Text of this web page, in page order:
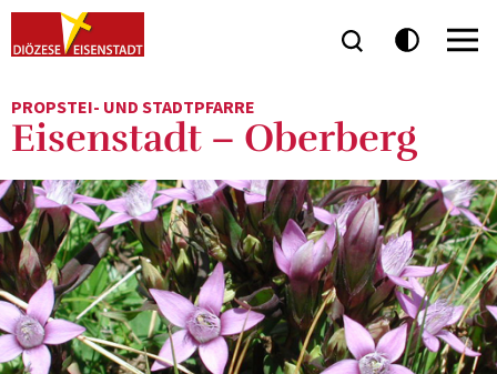
PROPSTEI- UND STADTPFARRE
Eisenstadt – Oberberg